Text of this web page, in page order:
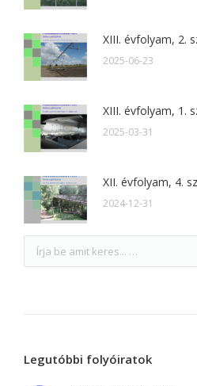
XIII. évfolyam, 2.
2025-06-23
XIII. évfolyam, 1.
2025-03-31
XII. évfolyam, 4.
2024-12-31
Legutóbbi folyóiratok